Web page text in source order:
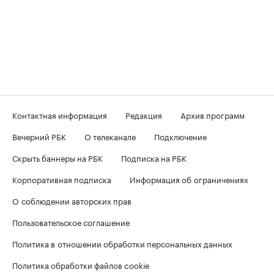
Контактная информация Редакция
Архив программ
Вечерний РБК
О телеканале
Подключение
Скрыть баннеры на РБК
Подписка на РБК
Корпоративная подписка
Информация об ограничениях
О соблюдении авторских прав
Пользовательское соглашение
Политика в отношении обработки персональных данных
Политика обработки файлов cookie